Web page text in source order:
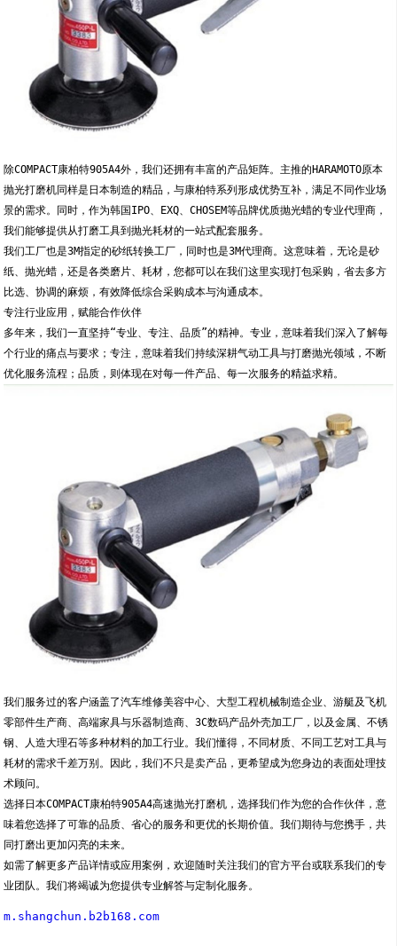
除COMPACT康柏特905A4外，我们还拥有丰富的产品矩阵。主推的HARAMOTO原本
抛光打磨机同样是日本制造的精品，与康柏特系列形成优势互补，满足不同作业场
景的需求。同时，作为韩国IPO、EXQ、CHOSEM等品牌优质抛光蜡的专业代理商，
我们能够提供从打磨工具到抛光耗材的一站式配套服务。
我们工厂也是3M指定的砂纸转换工厂，同时也是3M代理商。这意味着，无论是砂
纸、抛光蜡，还是各类磨片、耗材，您都可以在我们这里实现打包采购，省去多方
比选、协调的麻烦，有效降低综合采购成本与沟通成本。
专注行业应用，赋能合作伙伴
多年来，我们一直坚持“专业、专注、品质”的精神。专业，意味着我们深入了解每
个行业的痛点与要求；专注，意味着我们持续深耕气动工具与打磨抛光领域，不断
优化服务流程；品质，则体现在对每一件产品、每一次服务的精益求精。
我们服务过的客户涵盖了汽车维修美容中心、大型工程机械制造企业、游艇及飞机
零部件生产商、高端家具与乐器制造商、3C数码产品外壳加工厂，以及金属、不锈
钢、人造大理石等多种材料的加工行业。我们懂得，不同材质、不同工艺对工具与
耗材的需求千差万别。因此，我们不只是卖产品，更希望成为您身边的表面处理技
术顾问。
选择日本COMPACT康柏特905A4高速抛光打磨机，选择我们作为您的合作伙伴，意
味着您选择了可靠的品质、省心的服务和更优的长期价值。我们期待与您携手，共
同打磨出更加闪亮的未来。
如需了解更多产品详情或应用案例，欢迎随时关注我们的官方平台或联系我们的专
业团队。我们将竭诚为您提供专业解答与定制化服务。
m.shangchun.b2b168.com